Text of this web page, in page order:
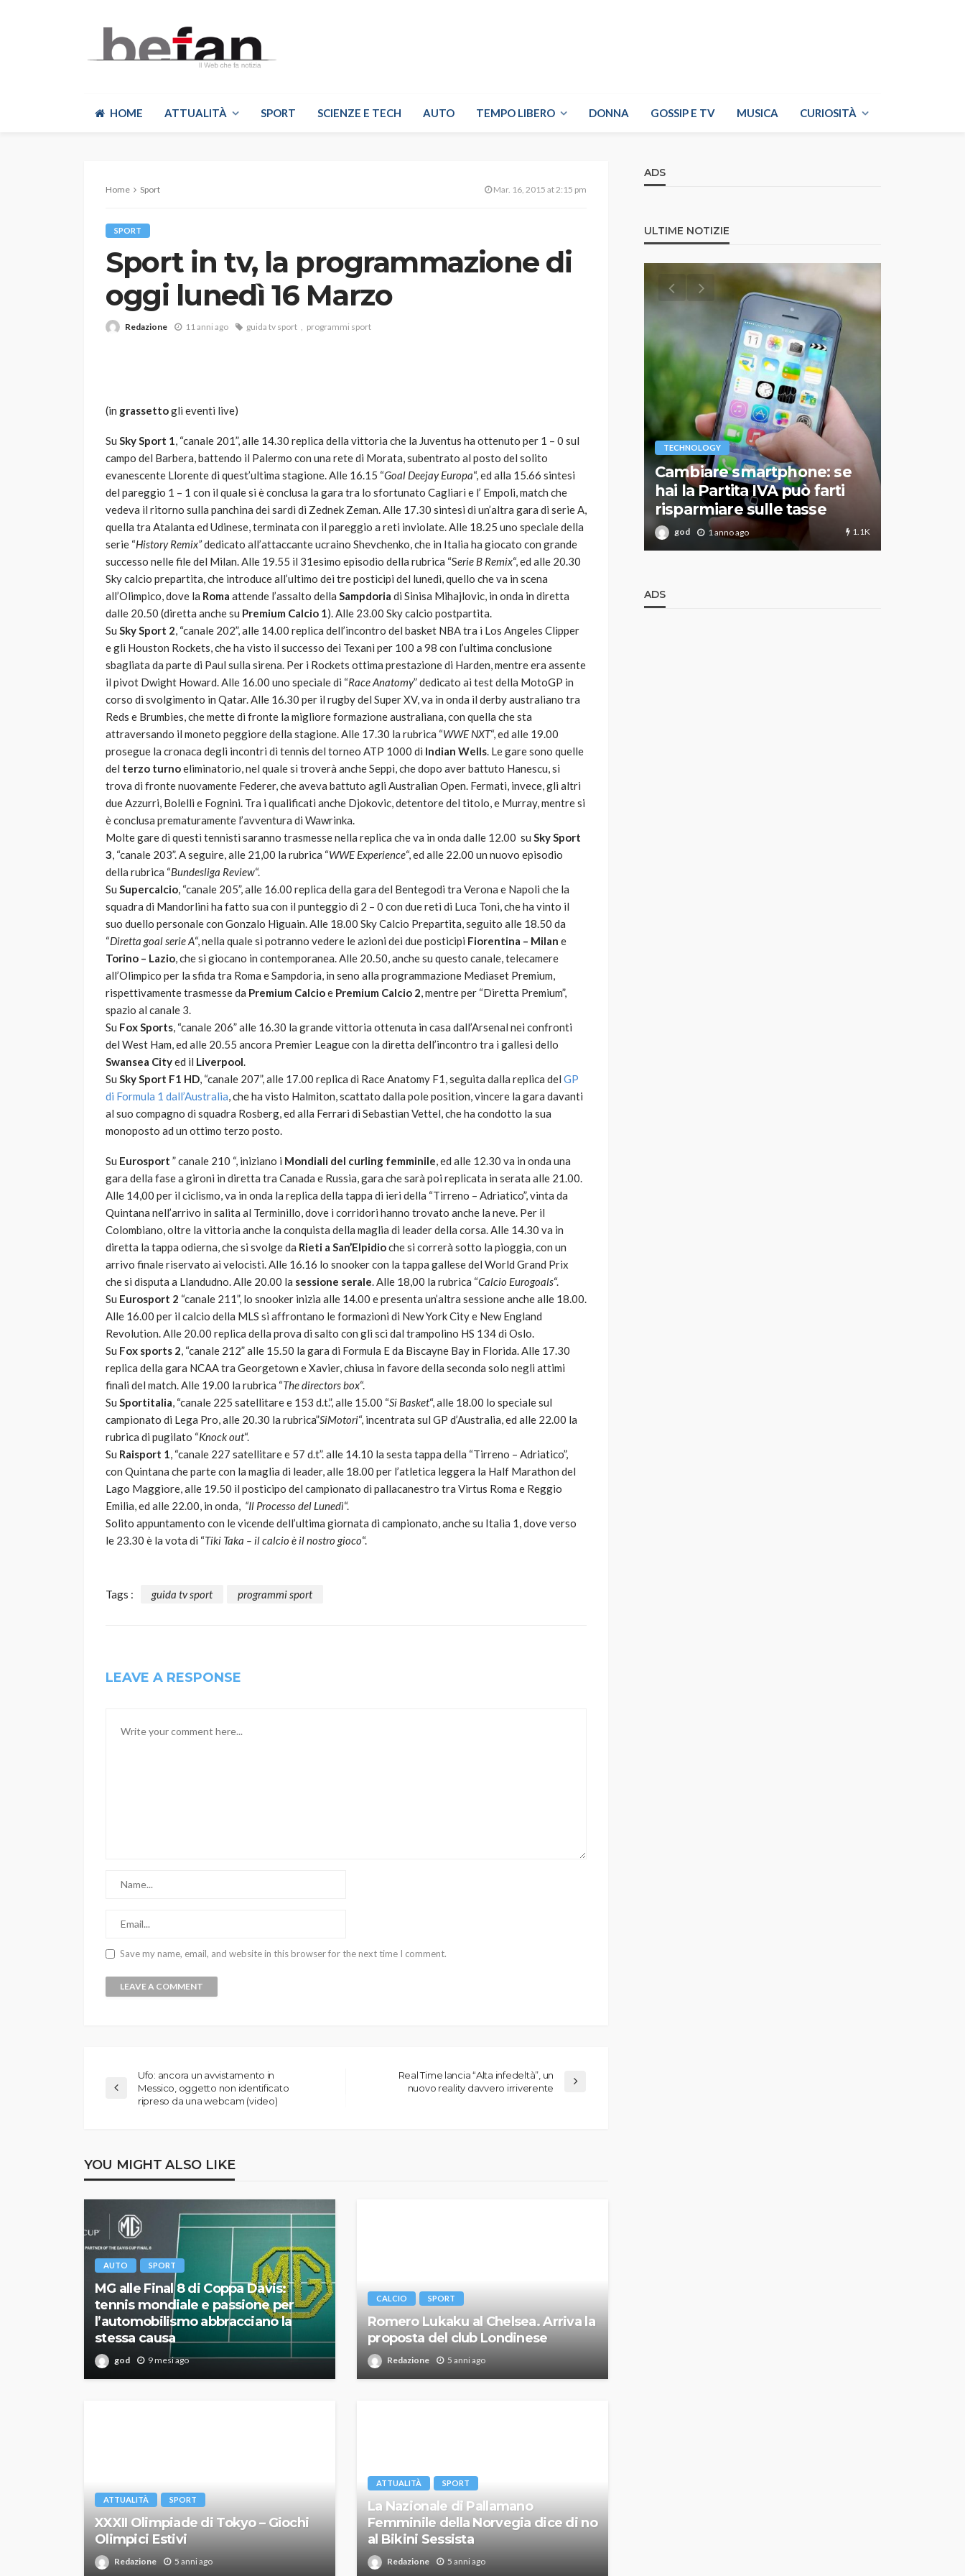
HOME ATTUALITÀ SPORT SCIENZE E TECH AUTO TEMPO LIBERO DONNA GOSSIP E TV MUSICA CURIOSITÀ
Home Sport Mar. 16, 2015 at 2:15 pm
SPORT
Sport in tv, la programmazione di
oggi lunedì 16 Marzo
Redazione 11 anni ago guida tv sport programmi sport
(in grassettogli eventi live)
Su Sky Sport 1, “canale 201”, alle 14.30 replica della vittoria che la Juventus ha ottenuto per 1 – 0 sul
campo del Barbera, battendo il Palermo con una rete di Morata, subentrato al posto del solito
evanescente Llorente di quest’ultima stagione. Alle 16.15 “Goal Deejay Europa“, ed alla 15.66 sintesi
del pareggio 1 – 1 con il quale si è conclusa la gara tra lo sfortunato Cagliari e l’ Empoli, match che
vedeva il ritorno sulla panchina dei sardi di Zednek Zeman. Alle 17.30 sintesi di un’altra gara di serie A,
quella tra Atalanta ed Udinese, terminata con il pareggio a reti inviolate. Alle 18.25 uno speciale della
serie “History Remix”dedicato all’attaccante ucraino Shevchenko, che in Italia ha giocato con grande
successo nelle file del Milan. Alle 19.55 il 31esimo episodio della rubrica “Serie B Remix“, ed alle 20.30
Sky calcio prepartita, che introduce all’ultimo dei tre posticipi del lunedì, quello che va in scena
all’Olimpico, dove la Roma attende l’assalto della Sampdoria di Sinisa Mihajlovic, in onda in diretta
dalle 20.50 (diretta anche su Premium Calcio 1). Alle 23.00 Sky calcio postpartita.
Su Sky Sport 2, “canale 202”, alle 14.00 replica dell’incontro del basket NBA tra i Los Angeles Clipper
e gli Houston Rockets, che ha visto il successo dei Texani per 100 a 98 con l’ultima conclusione
sbagliata da parte di Paul sulla sirena. Per i Rockets ottima prestazione di Harden, mentre era assente
il pivot Dwight Howard. Alle 16.00 uno speciale di “Race Anatomy” dedicato ai test della MotoGP in
corso di svolgimento in Qatar. Alle 16.30 per il rugby del Super XV, va in onda il derby australiano tra
Reds e Brumbies, che mette di fronte la migliore formazione australiana, con quella che sta
attraversando il moneto peggiore della stagione. Alle 17.30 la rubrica “WWE NXT“, ed alle 19.00
prosegue la cronaca degli incontri di tennis del torneo ATP 1000 di Indian Wells. Le gare sono quelle
del terzo turnoeliminatorio, nel quale si troverà anche Seppi, che dopo aver battuto Hanescu, si
trova di fronte nuovamente Federer, che aveva battuto agli Australian Open. Fermati, invece, gli altri
due Azzurri, Bolelli e Fognini. Tra i qualificati anche Djokovic, detentore del titolo, e Murray, mentre si
è conclusa prematuramente l’avventura di Wawrinka.
Molte gare di questi tennisti saranno trasmesse nella replica che va in onda dalle 12.00 su Sky Sport
3, “canale 203”. A seguire, alle 21,00 la rubrica “WWE Experience“, ed alle 22.00 un nuovo episodio
della rubrica “Bundesliga Review“.
Su Supercalcio, “canale 205”, alle 16.00 replica della gara del Bentegodi tra Verona e Napoli che la
squadra di Mandorlini ha fatto sua con il punteggio di 2 – 0 con due reti di Luca Toni, che ha vinto il
suo duello personale con Gonzalo Higuain. Alle 18.00 Sky Calcio Prepartita, seguito alle 18.50 da
“Diretta goal serie A“, nella quale si potranno vedere le azioni dei due posticipi Fiorentina – Milan e
Torino – Lazio, che si giocano in contemporanea. Alle 20.50, anche su questo canale, telecamere
all’Olimpico per la sfida tra Roma e Sampdoria, in seno alla programmazione Mediaset Premium,
rispettivamente trasmesse da Premium Calcioe Premium Calcio 2, mentre per “Diretta Premium”,
spazio al canale 3.
Su Fox Sports, “canale 206” alle 16.30 la grande vittoria ottenuta in casa dall’Arsenal nei confronti
del West Ham, ed alle 20.55 ancora Premier League con la diretta dell’incontro tra i gallesi dello
Swansea Cityed il Liverpool.
Su Sky Sport F1 HD, “canale 207”, alle 17.00 replica di Race Anatomy F1, seguita dalla replica del GP
di Formula 1 dall’Australia, che ha visto Halmiton, scattato dalla pole position, vincere la gara davanti
al suo compagno di squadra Rosberg, ed alla Ferrari di Sebastian Vettel, che ha condotto la sua
monoposto ad un ottimo terzo posto.
Su Eurosport ” canale 210 “, iniziano i Mondiali del curling femminile, ed alle 12.30 va in onda una
gara della fase a gironi in diretta tra Canada e Russia, gara che sarà poi replicata in serata alle 21.00.
Alle 14,00 per il ciclismo, va in onda la replica della tappa di ieri della “Tirreno – Adriatico”, vinta da
Quintana nell’arrivo in salita al Terminillo, dove i corridori hanno trovato anche la neve. Per il
Colombiano, oltre la vittoria anche la conquista della maglia di leader della corsa. Alle 14.30 va in
diretta la tappa odierna, che si svolge da Rieti a San’Elpidioche si correrà sotto la pioggia, con un
arrivo finale riservato ai velocisti. Alle 16.16 lo snooker con la tappa gallese del World Grand Prix
che si disputa a Llandudno. Alle 20.00 la sessione serale. Alle 18,00 la rubrica “Calcio Eurogoals“.
Su Eurosport 2 “canale 211”, lo snooker inizia alle 14.00 e presenta un’altra sessione anche alle 18.00.
Alle 16.00 per il calcio della MLS si affrontano le formazioni di New York City e New England
Revolution. Alle 20.00 replica della prova di salto con gli sci dal trampolino HS 134 di Oslo.
Su Fox sports 2, “canale 212” alle 15.50 la gara di Formula E da Biscayne Bay in Florida. Alle 17.30
replica della gara NCAA tra Georgetown e Xavier, chiusa in favore della seconda solo negli attimi
finali del match. Alle 19.00 la rubrica “The directors box“.
Su Sportitalia, “canale 225 satellitare e 153 d.t.”, alle 15.00 “Si Basket“, alle 18.00 lo speciale sul
campionato di Lega Pro, alle 20.30 la rubrica”SiMotori“, incentrata sul GP d’Australia, ed alle 22.00 la
rubrica di pugilato “Knock out“.
Su Raisport 1, “canale 227 satellitare e 57 d.t”. alle 14.10 la sesta tappa della “Tirreno – Adriatico”,
con Quintana che parte con la maglia di leader, alle 18.00 per l’atletica leggera la Half Marathon del
Lago Maggiore, alle 19.50 il posticipo del campionato di pallacanestro tra Virtus Roma e Reggio
Emilia, ed alle 22.00, in onda, “Il Processo del Lunedì“.
Solito appuntamento con le vicende dell’ultima giornata di campionato, anche su Italia 1, dove verso
le 23.30 è la vota di “Tiki Taka – il calcio è il nostro gioco“.
Tags : guida tv sport programmi sport
LEAVE A RESPONSE
Save my name, email, and website in this browser for the next time I comment.
Ufo: ancora un avvistamento in
Messico, oggetto non identificato
ripreso da una webcam (video)
Real Time lancia “Alta infedeltà”, un
nuovo reality davvero irriverente
YOU MIGHT ALSO LIKE
AUTO SPORT
MG alle Final 8 di Coppa Davis:
tennis mondiale e passione per
l’automobilismo abbracciano la
stessa causa
god 9 mesi ago
CALCIO SPORT
Romero Lukaku al Chelsea. Arriva la
proposta del club Londinese
Redazione 5 anni ago
ATTUALITÀ SPORT
XXXII Olimpiade di Tokyo – Giochi
Olimpici Estivi
Redazione 5 anni ago
ATTUALITÀ SPORT
La Nazionale di Pallamano
Femminile della Norvegia dice di no
al Bikini Sessista
Redazione 5 anni ago
ADS
ULTIME NOTIZIE
VARIE
Robot tagliaerba: quale
scegliere per il tuo prato
god 1 anno ago 784
MG alle Final 8 di Coppa
Davis: tennis mondiale e
passione per
l’automobilismo
abbracciano la stessa causa
god 9 mesi ago
TECHNOLOGY
Cambiare smartphone: se
hai la Partita IVA può farti
risparmiare sulle tasse
god 1 anno ago 1.1K
ADS